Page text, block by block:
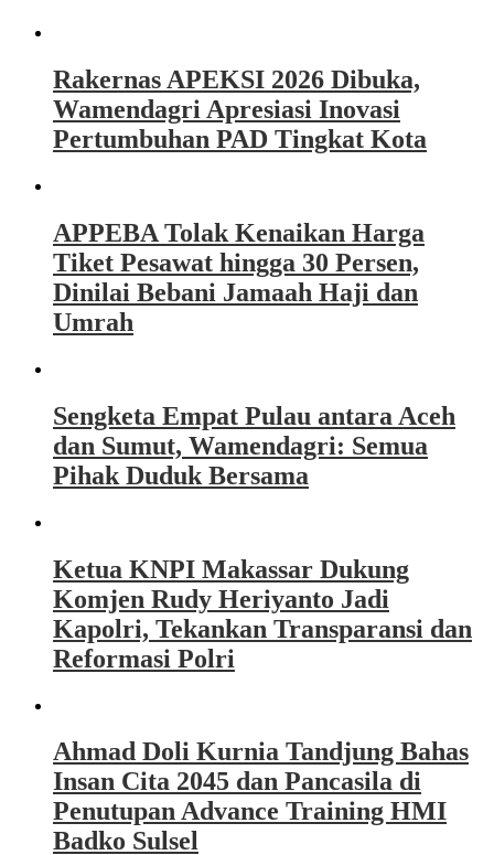
Rakernas APEKSI 2026 Dibuka,
Wamendagri Apresiasi Inovasi
Pertumbuhan PAD Tingkat Kota
APPEBA Tolak Kenaikan Harga
Tiket Pesawat hingga 30 Persen,
Dinilai Bebani Jamaah Haji dan
Umrah
Sengketa Empat Pulau antara Aceh
dan Sumut, Wamendagri: Semua
Pihak Duduk Bersama
Ketua KNPI Makassar Dukung
Komjen Rudy Heriyanto Jadi
Kapolri, Tekankan Transparansi dan
Reformasi Polri
Ahmad Doli Kurnia Tandjung Bahas
Insan Cita 2045 dan Pancasila di
Penutupan Advance Training HMI
Badko Sulsel